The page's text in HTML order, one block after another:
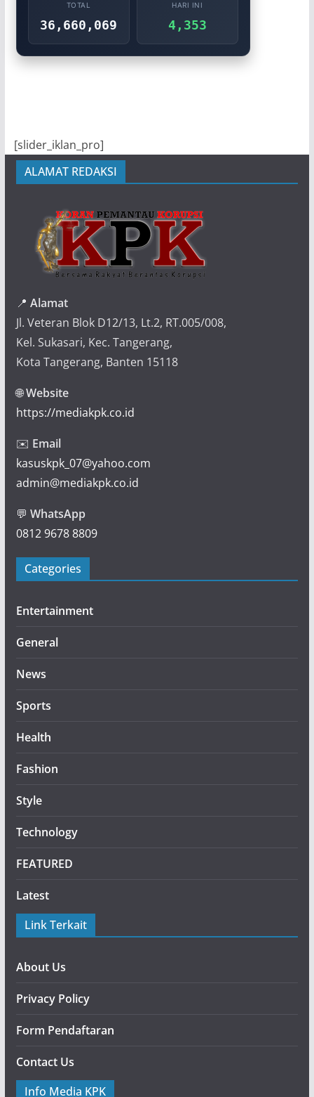
TOTAL
36,660,069
HARI INI
4,353
[slider_iklan_pro]
ALAMAT REDAKSI
📍 Alamat
Jl. Veteran Blok D12/13, Lt.2, RT.005/008,
Kel. Sukasari, Kec. Tangerang,
Kota Tangerang, Banten 15118
🌐Website
https://mediakpk.co.id
✉️ Email
kasuskpk_07@yahoo.com
admin@mediakpk.co.id
💬 WhatsApp
0812 9678 8809
Categories
Entertainment
General
News
Sports
Health
Fashion
Style
Technology
FEATURED
Latest
Link Terkait
About Us
Privacy Policy
Form Pendaftaran
Contact Us
Info Media KPK